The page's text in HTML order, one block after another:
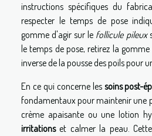
instructions spécifiques du
respecter le temps de pose
gomme d'agir sur le follicule pileux
le temps de pose, retirez la
inverse de la pousse des poils pour
En ce qui concerne les soins post-
fondamentaux pour maintenir une
crème apaisante ou une lotion
irritationset calmer la peau.